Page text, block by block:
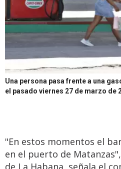
Una persona pasa frente a una
el pasado viernes 27 de marzo de
"En estos momentos el
en el puerto de
de La Habana, señala el